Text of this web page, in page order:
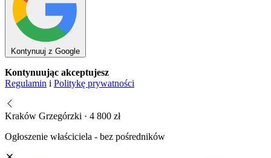
Kontynuuj z Google
Kontynuując akceptujesz
Regulamin i Politykę prywatności
Kraków Grzegórzki · 4 800 zł
Ogłoszenie właściciela - bez pośredników